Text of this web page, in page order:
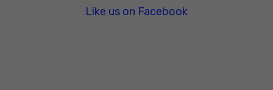
Like us on Facebook